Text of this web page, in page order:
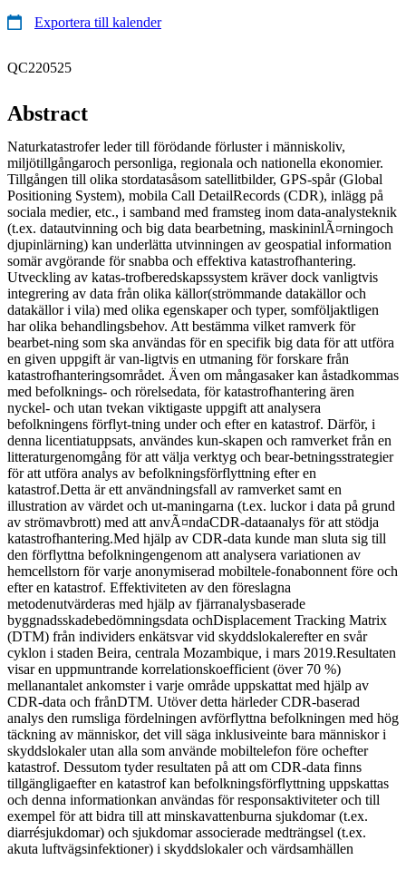
Exportera till kalender
QC220525
Abstract
Naturkatastrofer leder till förödande förluster i människoliv,
miljötillgångaroch personliga, regionala och nationella ekonomier.
Tillgången till olika stordatasåsom satellitbilder, GPS-spår (Global
Positioning System), mobila Call DetailRecords (CDR), inlägg på
sociala medier, etc., i samband med framsteg inom data-analysteknik
(t.ex. datautvinning och big data bearbetning, maskininlÃ¤rningoch
djupinlärning) kan underlätta utvinningen av geospatial information
somär avgörande för snabba och effektiva katastrofhantering.
Utveckling av katas-trofberedskapssystem kräver dock vanligtvis
integrering av data från olika källor(strömmande datakällor och
datakällor i vila) med olika egenskaper och typer, somföljaktligen
har olika behandlingsbehov. Att bestämma vilket ramverk för
bearbet-ning som ska användas för en specifik big data för att utföra
en given uppgift är van-ligtvis en utmaning för forskare från
katastrofhanteringsområdet. Även om mångasaker kan åstadkommas
med befolknings- och rörelsedata, för katastrofhantering ären
nyckel- och utan tvekan viktigaste uppgift att analysera
befolkningens förflyt-tning under och efter en katastrof. Därför, i
denna licentiatuppsats, användes kun-skapen och ramverket från en
litteraturgenomgång för att välja verktyg och bear-betningsstrategier
för att utföra analys av befolkningsförflyttning efter en
katastrof.Detta är ett användningsfall av ramverket samt en
illustration av värdet och ut-maningarna (t.ex. luckor i data på grund
av strömavbrott) med att anvÃ¤ndaCDR-dataanalys för att stödja
katastrofhantering.Med hjälp av CDR-data kunde man sluta sig till
den förflyttna befolkningengenom att analysera variationen av
hemcellstorn för varje anonymiserad mobiltele-fonabonnent före och
efter en katastrof. Effektiviteten av den föreslagna
metodenutvärderas med hjälp av fjärranalysbaserade
byggnadsskadebedömningsdata ochDisplacement Tracking Matrix
(DTM) från individers enkätsvar vid skyddslokalerefter en svår
cyklon i staden Beira, centrala Mozambique, i mars 2019.Resultaten
visar en uppmuntrande korrelationskoefficient (över 70 %)
mellanantalet ankomster i varje område uppskattat med hjälp av
CDR-data och frånDTM. Utöver detta härleder CDR-baserad
analys den rumsliga fördelningen avförflyttna befolkningen med hög
täckning av människor, det vill säga inklusiveinte bara människor i
skyddslokaler utan alla som använde mobiltelefon före ochefter
katastrof. Dessutom tyder resultaten på att om CDR-data finns
tillgängligaefter en katastrof kan befolkningsförflyttning uppskattas
och denna informationkan användas för responsaktiviteter och till
exempel för att bidra till att minskavattenburna sjukdomar (t.ex.
diarrésjukdomar) och sjukdomar associerade medträngsel (t.ex.
akuta luftvägsinfektioner) i skyddslokaler och värdsamhällen